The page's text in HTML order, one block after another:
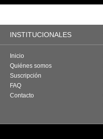
INSTITUCIONALES
Inicio
Quiénes somos
Suscripción
FAQ
Contacto